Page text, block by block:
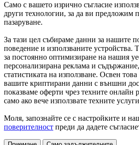
Само с вашето изрично съгласие
други технологии, за да ви предложим
пазаруване.
За тази цел събираме данни за нашите
поведение и използваните устройства.
за постоянно оптимизиране на нашия
персонализирана реклама и
статистиката на използване. Освен
вашите криптирани данни с външни
показваме оферти чрез техните
само ако вече използвате техните
Моля, запознайте се с настройките и
поверителност преди да дадете